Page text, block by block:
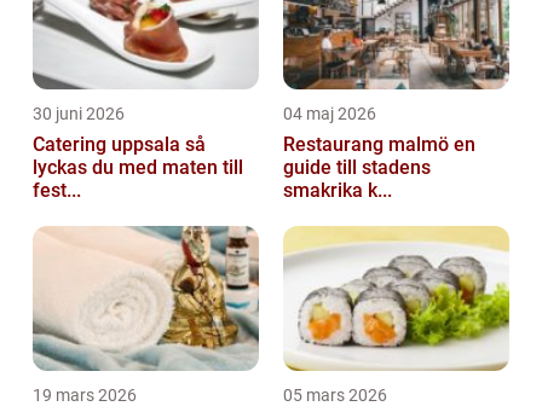
30 juni 2026
Catering uppsala så
lyckas du med maten till
fest...
04 maj 2026
Restaurang malmö en
guide till stadens
smakrika k...
19 mars 2026 05 mars 2026